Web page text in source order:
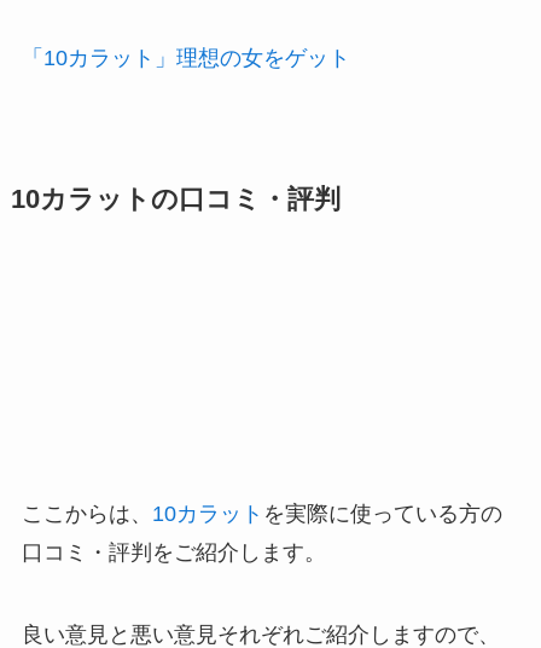
「10カラット」理想の女をゲット
10カラットの口コミ・評判
ここからは、 10カラット を実際に使っている方の
口コミ・評判をご紹介します。
良い意見と悪い意見それぞれご紹介しますので、